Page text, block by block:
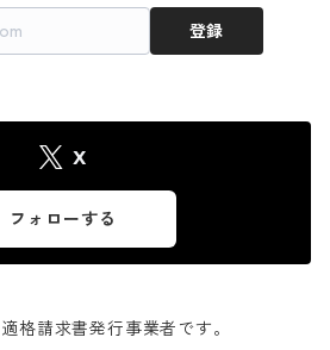
登録
X
フォローする
格請求書発行事業者です。